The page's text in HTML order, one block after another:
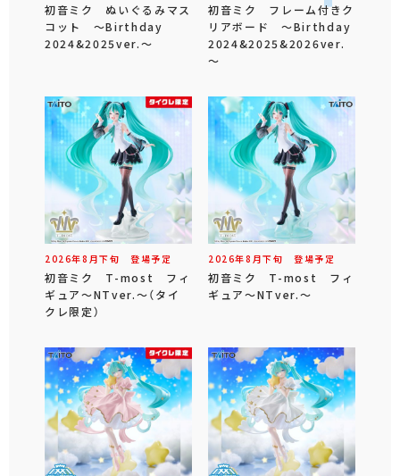
初音ミク ぬいぐるみマス
コット ～Birthday
2024&2025ver.～
初音ミク フレーム付きク
リアボード ～Birthday
2024&2025&2026ver.
～
2026年8 月下旬 登場予定
初音ミク T-most フィ
ギュア～NTver.～（タイ
クレ限定）
2026年8 月下旬 登場予定
初音ミク T-most フィ
ギュア～NTver.～